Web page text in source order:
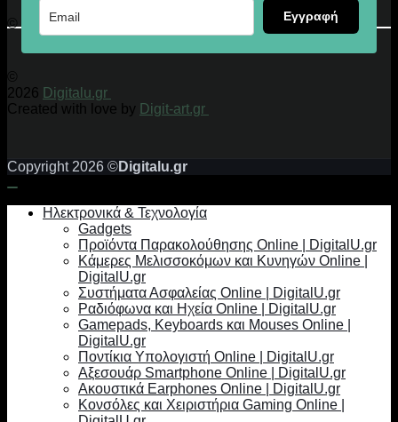
Εγγραφή
© 2026 Digitalu.gr
©
2026 Digitalu.gr
Created with love by Digit-art.gr
Copyright 2026 ©Digitalu.gr
Ηλεκτρονικά & Τεχνολογία
Gadgets
Προϊόντα Παρακολούθησης Online | DigitalU.gr
Κάμερες Μελισσοκόμων και Κυνηγών Online |
DigitalU.gr
Συστήματα Ασφαλείας Online | DigitalU.gr
Ραδιόφωνα και Ηχεία Online | DigitalU.gr
Gamepads, Keyboards και Mouses Online |
DigitalU.gr
Ποντίκια Υπολογιστή Online | DigitalU.gr
Αξεσουάρ Smartphone Online | DigitalU.gr
Ακουστικά Earphones Online | DigitalU.gr
Κονσόλες και Χειριστήρια Gaming Online |